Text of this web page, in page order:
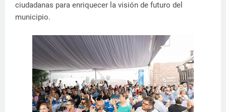
ciudadanas para enriquecer la visión de futuro del
municipio.